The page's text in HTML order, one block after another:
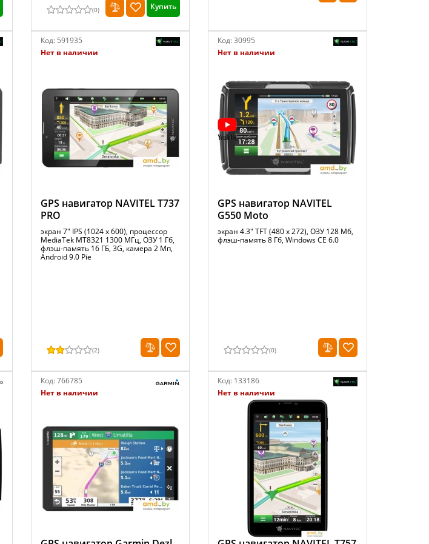
(0) Купить
Код: 591935
Нет в наличии
GPS навигатор NAVITEL T737
PRO
экран 7" IPS (1024 x 600), процессор
MediaTek MT8321 1300 МГц, ОЗУ 1 Гб,
флэш-память 16 ГБ, 3G, камера 2 Мп,
Android 9.0 Pie
(2)
Код:30995
Нет в наличии
GPS навигатор NAVITEL
G550 Moto
экран 4.3" TFT (480 x 272), ОЗУ 128 Мб,
флэш-память 8 Гб, Windows CE 6.0
(0)
Код:766785
Нет в наличии
Код: 133186
Нет в наличии